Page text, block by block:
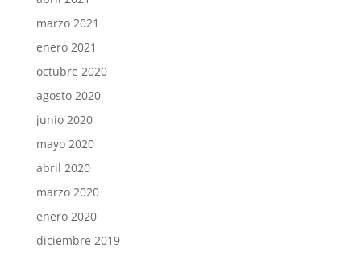
marzo 2021
enero 2021
octubre 2020
agosto 2020
junio 2020
mayo 2020
abril 2020
marzo 2020
enero 2020
diciembre 2019